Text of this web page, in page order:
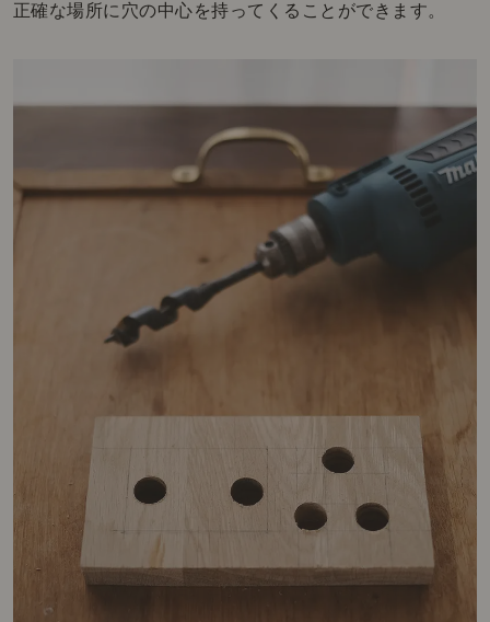
正確な場所に穴の中心を持ってくることができます。